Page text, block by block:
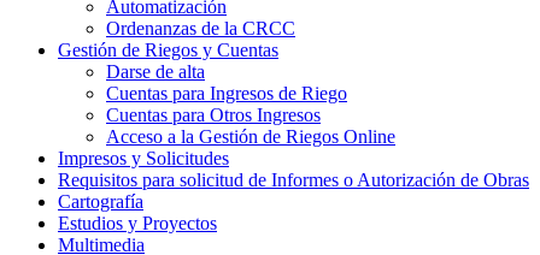
Automatización
Ordenanzas de la CRCC
Gestión de Riegos y Cuentas
Darse de alta
Cuentas para Ingresos de Riego
Cuentas para Otros Ingresos
Acceso a la Gestión de Riegos Online
Impresos y Solicitudes
Requisitos para solicitud de Informes o Autorización de Obras
Cartografía
Estudios y Proyectos
Multimedia